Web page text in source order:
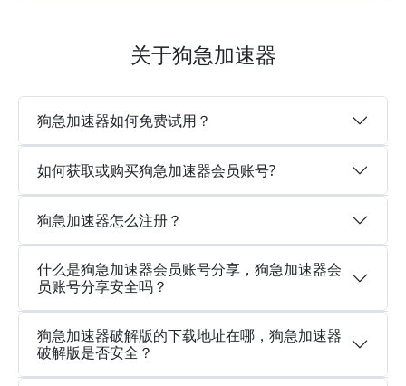
关于狗急加速器
狗急加速器如何免费试用？
如何获取或购买狗急加速器会员账号?
狗急加速器怎么注册？
什么是狗急加速器会员账号分享，狗急加速器会
员账号分享安全吗？
狗急加速器破解版的下载地址在哪，狗急加速器
破解版是否安全？